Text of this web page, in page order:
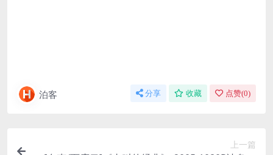
泊客 分享 收藏 点赞(0)
上一篇